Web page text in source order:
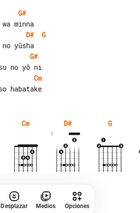
G#
D#
G
G#
Cm
Cm D#
3
G
Desplazar Medios Opciones